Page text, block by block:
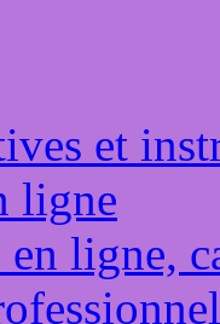
et
ligne
ligne,